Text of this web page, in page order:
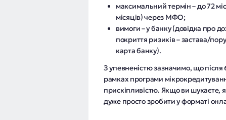
максимальний термін – до 72
місяців) через МФО;
вимоги – у банку (довідка про
покриття ризиків – застава/
карта банку).
З упевненістю зазначимо, що
рамках програми
прискіпливістю. Якщо ви
дуже просто зробити у форматі